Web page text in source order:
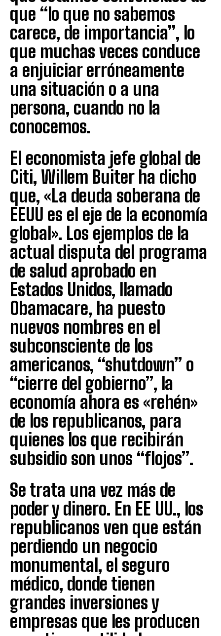
que “lo que no sabemos
carece, de importancia”, lo
que muchas veces conduce
a enjuiciar erróneamente
una situación o a una
persona, cuando no la
conocemos.
El economista jefe global de
Citi, Willem Buiter ha dicho
que, «La deuda soberana de
EEUU es el eje de la economía
global». Los ejemplos de la
actual disputa del programa
de salud aprobado en
Estados Unidos, llamado
Obamacare, ha puesto
nuevos nombres en el
subconsciente de los
americanos, “shutdown” o
“cierre del gobierno”, la
economía ahora es «rehén»
de los republicanos, para
quienes los que recibirán
subsidio son unos “flojos”.
Se trata una vez más de
poder y dinero. En EE UU., los
republicanos ven que están
perdiendo un negocio
monumental, el seguro
médico, donde tienen
grandes inversiones y
empresas que les producen